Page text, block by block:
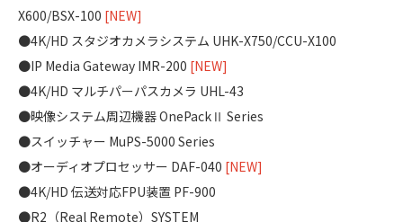
X600/BSX-100 [NEW]
●4K/HD スタジオカメラシステム UHK-X750/CCU-X100
●IP Media Gateway IMR-200 [NEW]
●4K/HD マルチパーパスカメラ UHL-43
●映像システム周辺機器 OnePackⅡ Series
●スイッチャー MuPS-5000 Series
●オーディオプロセッサー DAF-040 [NEW]
●4K/HD 伝送対応FPU装置 PF-900
●R2（Real Remote）SYSTEM